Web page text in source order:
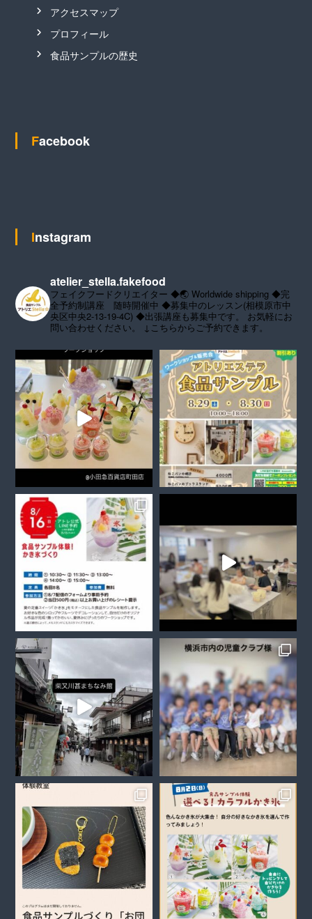
アクセスマップ
プロフィール
食品サンプルの歴史
Facebook
Instagram
atelier_stella.fakefood
フェイクフードクリエイター ◆🌏 Worldwide shipping◆完
全予約制講座 随時開催中 ◆募集中のレッスン(相模原市中
央区中央2-13-19-4C) ◆出張講座も募集中です。
お気軽にお
問い合わせください。
↓こちらからご予約できます。